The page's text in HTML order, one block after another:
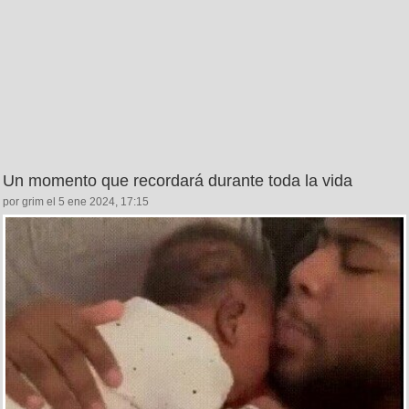
Un momento que recordará durante toda la vida
por grim el 5 ene 2024, 17:15